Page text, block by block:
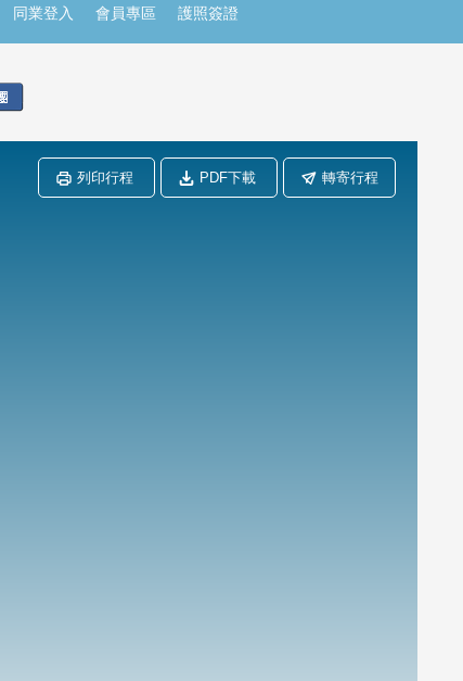
同業登入 會員專區 護照簽證
列印行程 PDF下載 轉寄行程